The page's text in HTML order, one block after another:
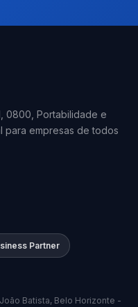
0800, Portabilidade e
para empresas de todos
Partner
Batista, Belo Horizonte -